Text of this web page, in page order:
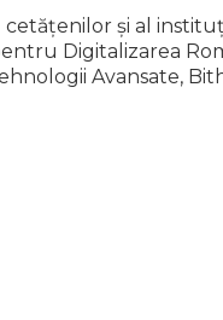
cetățenilor și al
Digitalizarea
Avansate,